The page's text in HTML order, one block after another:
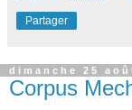
Partager
dimanche 25
Corpus